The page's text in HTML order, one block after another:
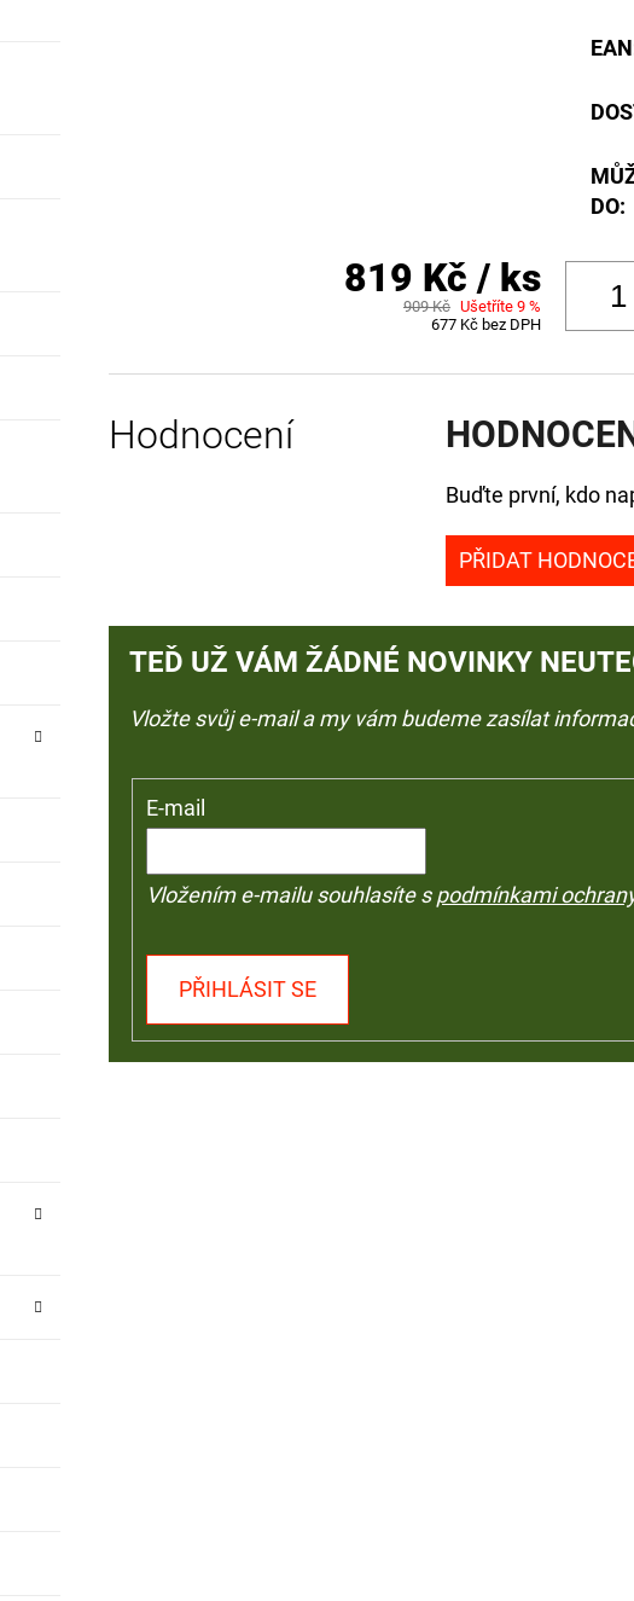
EAN
DO:
819 Kč / ks
909 Kč Ušetříte 9 %
677 Kč bez DPH
Hodnocení
Buďte první, kdo
PŘIDAT
TEĎ UŽ VÁM ŽÁDNÉ NOVINKY
Vložte svůj e-mail a my vám budeme zasílat
E-mail
Vložením e-mailu souhlasíte spodmínkami
PŘIHLÁSIT SE